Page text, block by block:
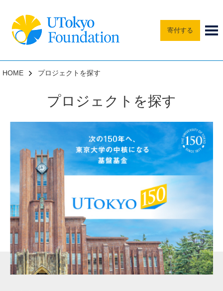
寄付する
HOME プロジェクトを探す
プロジェクトを探す